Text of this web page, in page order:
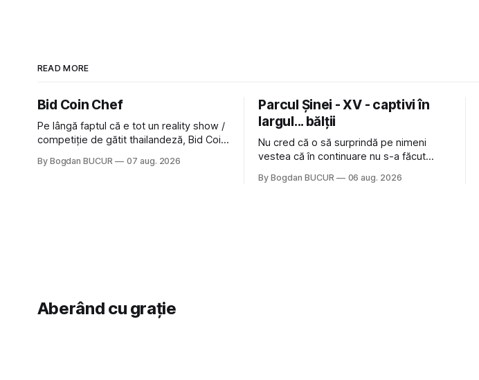
READ MORE
Bid Coin Chef
Pe lângă faptul că e tot un reality show /
competiție de gătit thailandeză, Bid Coin
Restaurant War Street King Thailand: și
By Bogdan BUCUR 07 aug. 2026
Parcul Șinei - XV - captivi în
largul... bălții
Nu cred că o să surprindă pe nimeni
vestea că în continuare nu s-a făcut
afară de faptul că potăile apărute acolo
By Bogdan BUCUR 06 aug. 2026
Aberând cu grație